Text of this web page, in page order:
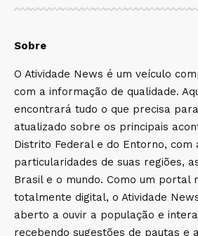
Sobre
O Atividade News é um veículo
com a informação de qualidade.
encontrará tudo o que precisa
atualizado sobre os principais
Distrito Federal e do Entorno, com
particularidades de suas regiões,
Brasil e o mundo. Como um portal
totalmente digital, o Atividade
aberto a ouvir a população e
recebendo sugestões de pautas e